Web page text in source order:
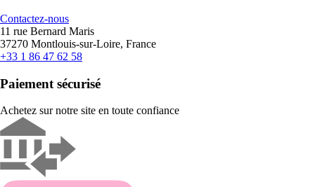
Contactez-nous
11 rue Bernard Maris
37270 Montlouis-sur-Loire, France
+33 1 86 47 62 58
Paiement sécurisé
Achetez sur notre site en toute confiance